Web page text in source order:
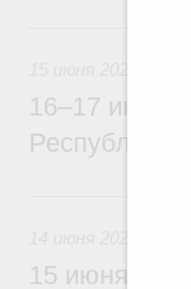
16–17 июня
Республику
15 июня